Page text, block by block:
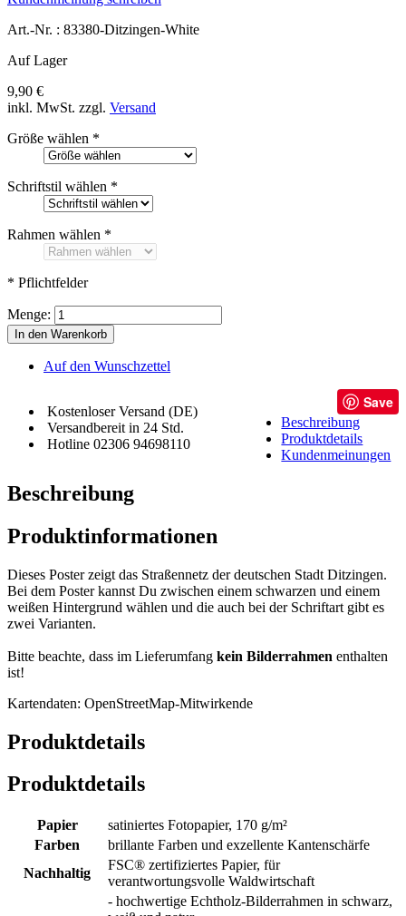
Art.-Nr. : 83380-Ditzingen-White
Auf Lager
9,90 €
inkl. MwSt. zzgl. Versand
Größe wählen *
Schriftstil wählen *
Rahmen wählen *
* Pflichtfelder
Menge:
In den Warenkorb
Auf den Wunschzettel
Kostenloser Versand (DE)
Versandbereit in 24 Std.
Hotline 02306 94698110
Save
Beschreibung
Produktdetails
Kundenmeinungen
Beschreibung
Produktinformationen
Dieses Poster zeigt das Straßennetz der deutschen Stadt Ditzingen.
Bei dem Poster kannst Du zwischen einem schwarzen und einem
weißen Hintergrund wählen und die auch bei der Schriftart gibt es
zwei Varianten.
Bitte beachte, dass im Lieferumfang kein Bilderrahmen enthalten
ist!
Kartendaten: OpenStreetMap-Mitwirkende
Produktdetails
Produktdetails
Papier
satiniertes Fotopapier, 170 g/m²
Farben
brillante Farben und exzellente Kantenschärfe
Nachhaltig
FSC® zertifiziertes Papier, für
verantwortungsvolle Waldwirtschaft
- hochwertige Echtholz-Bilderrahmen in schwarz,